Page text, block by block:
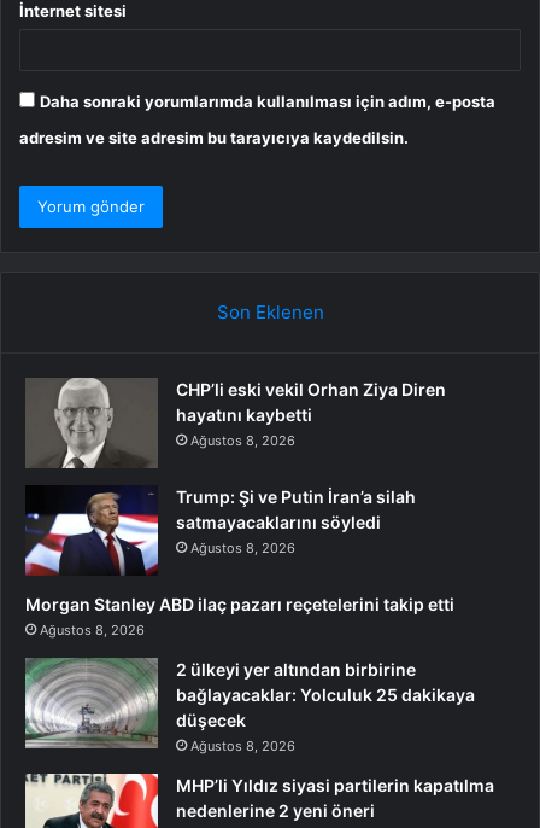
İnternet sitesi
Daha sonraki yorumlarımda kullanılması için adım, e-posta
adresim ve site adresim bu tarayıcıya kaydedilsin.
Son Eklenen
CHP’li eski vekil Orhan Ziya Diren
hayatını kaybetti
Ağustos 8, 2026
Trump: Şi ve Putin İran’a silah
satmayacaklarını söyledi
Ağustos 8, 2026
Morgan Stanley ABD ilaç pazarı reçetelerini takip etti
Ağustos 8, 2026
2 ülkeyi yer altından birbirine
bağlayacaklar: Yolculuk 25 dakikaya
düşecek
Ağustos 8, 2026
MHP’li Yıldız siyasi partilerin kapatılma
nedenlerine 2 yeni öneri